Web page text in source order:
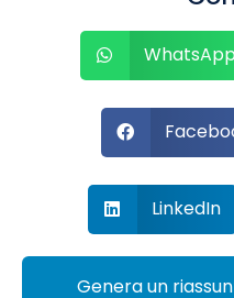
LinkedIn
Genera un